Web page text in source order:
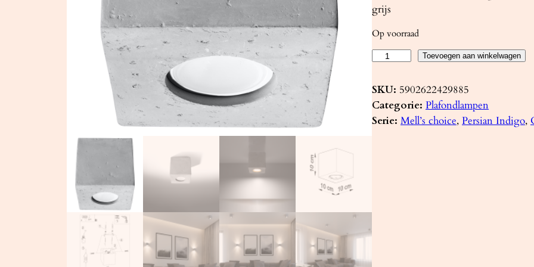
grijs
Op voorraad
a
f
o
p
Toevoegen aan winkelwagen
SKU: 5902622429885
Categorie: Plafondlampen
Serie: Mell’s choice, Persian Indigo,